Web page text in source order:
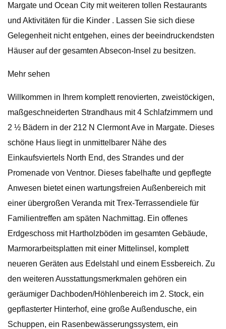
Margate und Ocean City mit weiteren tollen Restaurants
und Aktivitäten für die Kinder . Lassen Sie sich diese
Gelegenheit nicht entgehen, eines der beeindruckendsten
Häuser auf der gesamten Absecon-Insel zu besitzen.
Mehr sehen
Willkommen in Ihrem komplett renovierten, zweistöckigen,
maßgeschneiderten Strandhaus mit 4 Schlafzimmern und
2 ½ Bädern in der 212 N Clermont Ave in Margate. Dieses
schöne Haus liegt in unmittelbarer Nähe des
Einkaufsviertels North End, des Strandes und der
Promenade von Ventnor. Dieses fabelhafte und gepflegte
Anwesen bietet einen wartungsfreien Außenbereich mit
einer übergroßen Veranda mit Trex-Terrassendiele für
Familientreffen am späten Nachmittag. Ein offenes
Erdgeschoss mit Hartholzböden im gesamten Gebäude,
Marmorarbeitsplatten mit einer Mittelinsel, komplett
neueren Geräten aus Edelstahl und einem Essbereich. Zu
den weiteren Ausstattungsmerkmalen gehören ein
geräumiger Dachboden/Höhlenbereich im 2. Stock, ein
gepflasterter Hinterhof, eine große Außendusche, ein
Schuppen, ein Rasenbewässerungssystem, ein